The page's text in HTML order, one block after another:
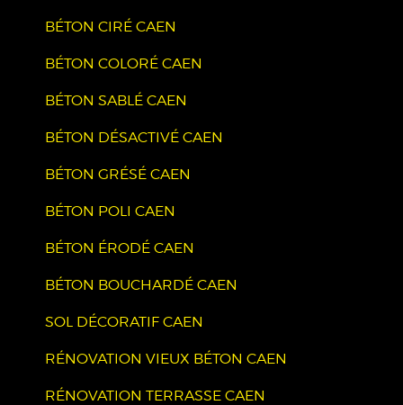
BÉTON CIRÉ CAEN
BÉTON COLORÉ CAEN
BÉTON SABLÉ CAEN
BÉTON DÉSACTIVÉ CAEN
BÉTON GRÉSÉ CAEN
BÉTON POLI CAEN
BÉTON ÉRODÉ CAEN
BÉTON BOUCHARDÉ CAEN
SOL DÉCORATIF CAEN
RÉNOVATION VIEUX BÉTON CAEN
RÉNOVATION TERRASSE CAEN